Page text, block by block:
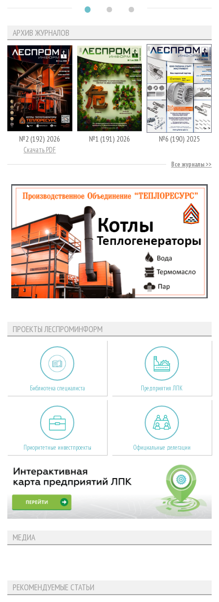
АРХИВ ЖУРНАЛОВ
№2 (192) 2026
Скачать PDF
№1 (191) 2026 №6 (190) 2025
Все журналы
ПРОЕКТЫ ЛЕСПРОМИНФОРМ
Библиотека специалиста Предприятия ЛПК
Приоритетные инвестпроекты Официальные делегации
МЕДИА
РЕКОМЕНДУЕМЫЕ СТАТЬИ